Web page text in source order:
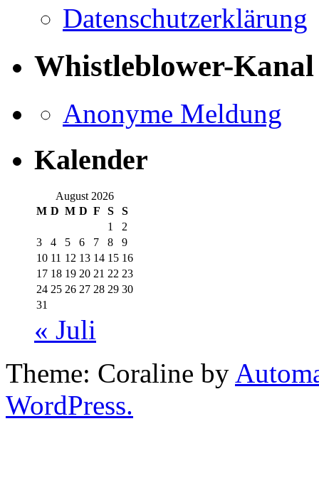
Datenschutzerklärung
Whistleblower-Kanal
Anonyme Meldung
Kalender
August 2026
M D M D F S
S
1
2
3
4 5 6 7 8
9
10 11 12 13 14 15 16
17 18 19 20 21 22 23
24 25 26 27 28 29 30
31
« Juli
Theme: Coraline by
WordPress.